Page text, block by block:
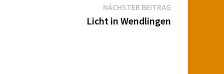
NÄCHSTER BEITRAGNächster
Beitrag:
Licht in Wendlingen